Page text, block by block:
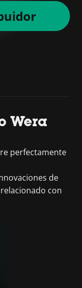
Wera
perfectamente
de
con